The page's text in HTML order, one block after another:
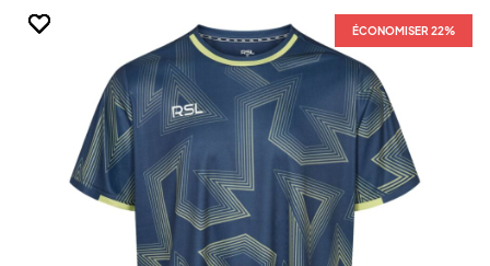
ÉCONOMISER 22%
ÉCONOMISER 22%
ÉCONOMISER 22%
ÉCONOMISER 22%
ÉCONOMISER 22%